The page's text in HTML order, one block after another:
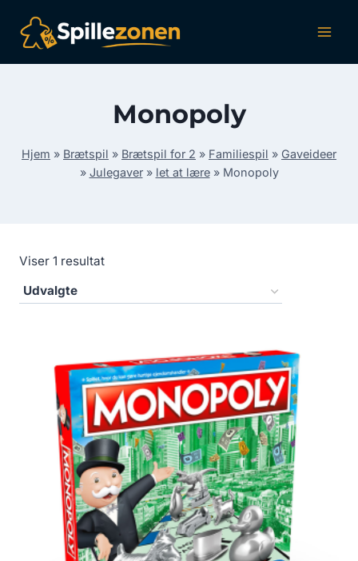
indhold
Monopoly
Hjem » Brætspil » Brætspil for 2 » Familiespil » Gaveideer
» Julegaver» let at lære» Monopoly
Viser 1 resultat